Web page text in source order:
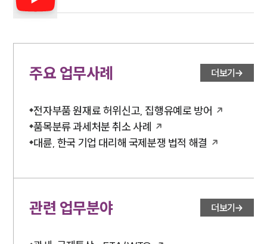
주요 업무사례 더보기
전자부품 원재료 허위신고, 집행유예로 방어
품목분류 과세처분 취소 사례
대륜, 한국 기업 대리해 국제분쟁 법적 해결
관련 업무분야 더보기